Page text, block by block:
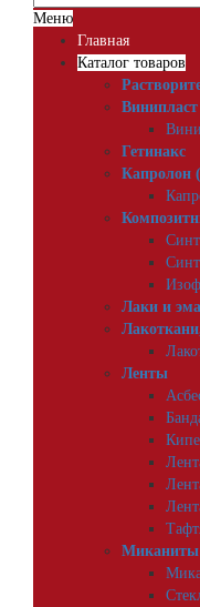
Меню
Главная
Каталог товаров
Винипласт
Гетинакс
Капролон
Лаки и
Ленты
Миканиты